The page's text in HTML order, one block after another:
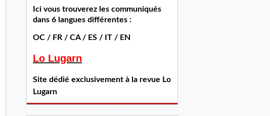
Ici vous trouverez les communiqués
dans 6 langues différentes :
OC / FR / CA / ES / IT / EN
Lo Lugarn
Site dédié exclusivement à la revue Lo
Lugarn